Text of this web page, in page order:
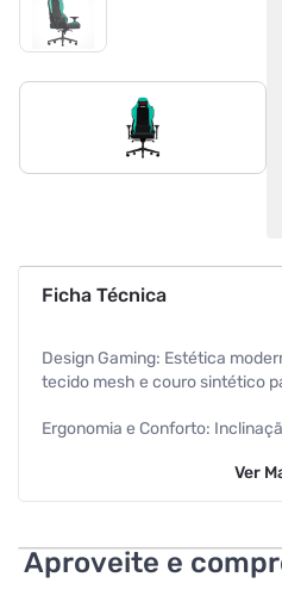
Ficha Técnica
Design Gaming: Estética
tecido mesh e couro sintético
Ergonomia e Conforto:
espuma injetada D45,
Ver
Aproveite e